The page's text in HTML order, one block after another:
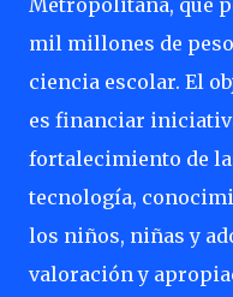
Metropolitana, que
mil millones de
ciencia escolar. El
es financiar
fortalecimiento de
tecnología,
los niños, niñas y
valoración y